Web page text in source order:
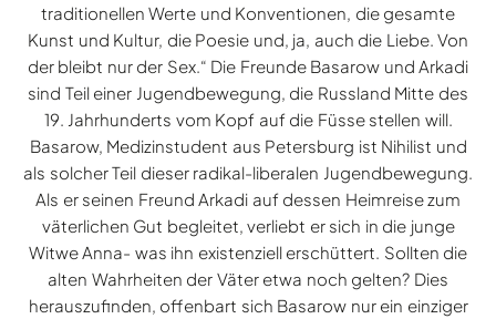
traditionellen Werte und Konventionen, die gesamte
Kunst und Kultur, die Poesie und, ja, auch die Liebe. Von
der bleibt nur der Sex.“ Die Freunde Basarow und Arkadi
sind Teil einer Jugendbewegung, die Russland Mitte des
19. Jahrhunderts vom Kopf auf die Füsse stellen will.
Basarow, Medizinstudent aus Petersburg ist Nihilist und
als solcher Teil dieser radikal-liberalen Jugendbewegung.
Als er seinen Freund Arkadi auf dessen Heimreise zum
väterlichen Gut begleitet, verliebt er sich in die junge
Witwe Anna- was ihn existenziell erschüttert. Sollten die
alten Wahrheiten der Väter etwa noch gelten? Dies
herauszufinden, offenbart sich Basarow nur ein einziger